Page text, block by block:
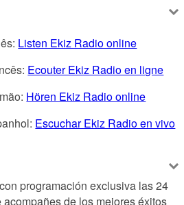
Listen Ekiz Radio online
Ecouter Ekiz Radio en ligne
Hören Ekiz Radio online
Escuchar Ekiz Radio en vivo
programación exclusiva las 24
de los mejores éxitos